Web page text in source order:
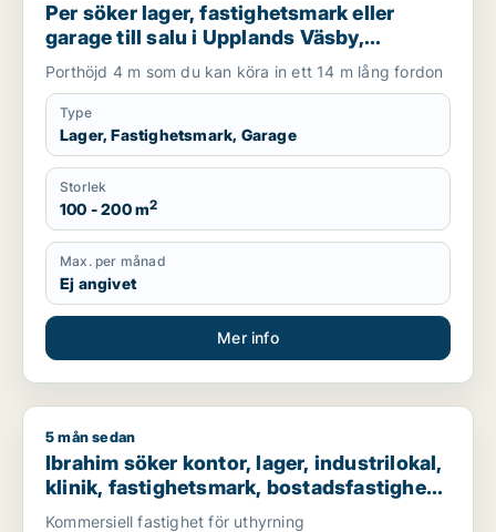
Per söker lager, fastighetsmark eller
garage till salu i Upplands Väsby,
Vallentuna eller Järfälla m.fl.
Porthöjd 4 m som du kan köra in ett 14 m lång fordon
Type
Lager, Fastighetsmark, Garage
Storlek
100 - 200 m2
Max. per månad
Ej angivet
Mer info
Ibrahim söker kontor, lager, industrilokal, klinik,
5 mån sedan
Ibrahim söker kontor, lager, industrilokal,
klinik, fastighetsmark, bostadsfastighet,
hotell eller garage till salu i Stockholms
Kommersiell fastighet för uthyrning